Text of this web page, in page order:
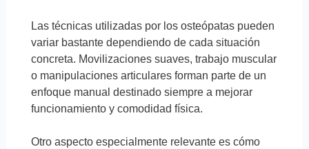
Las técnicas utilizadas por los osteópatas pueden
variar bastante dependiendo de cada situación
concreta. Movilizaciones suaves, trabajo muscular
o manipulaciones articulares forman parte de un
enfoque manual destinado siempre a mejorar
funcionamiento y comodidad física.
Otro aspecto especialmente relevante es cómo